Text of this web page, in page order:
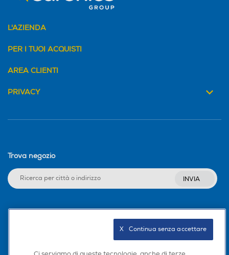
L'AZIENDA
PER I TUOI ACQUISTI
AREA CLIENTI
PRIVACY
Trova negozio
INVIA
X   Continua senza accettare